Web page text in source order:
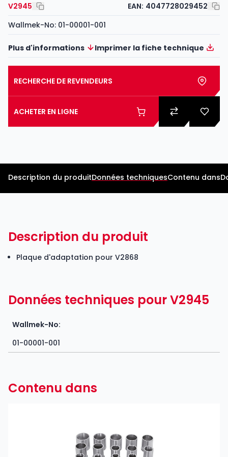
V2945 EAN: 4047728029452
Wallmek-No: 01-00001-001
Plus d'informations Imprimer la fiche technique
RECHERCHE DE REVENDEURS
ACHETER EN LIGNE
Description du produitDonnées techniquesContenu dans
Description du produit
Plaque d'adaptation pour V2868
Données techniques pour V2945
Wallmek-No:
01-00001-001
Contenu dans